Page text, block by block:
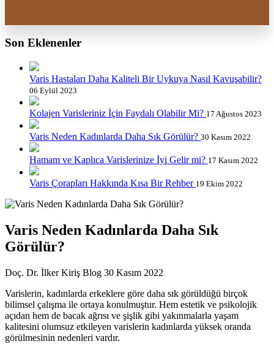
Son Eklenenler
Varis Hastaları Daha Kaliteli Bir Uykuya Nasıl Kavuşabilir?
06 Eylül 2023
Kolajen Varisleriniz İçin Faydalı Olabilir Mi? 17 Ağustos 2023
Varis Neden Kadınlarda Daha Sık Görülür? 30 Kasım 2022
Hamam ve Kaplıca Varislerinize İyi Gelir mi? 17 Kasım 2022
Varis Çorapları Hakkında Kısa Bir Rehber 19 Ekim 2022
Varis Neden Kadınlarda Daha Sık
Görülür?
Doç. Dr. İlker Kiriş Blog 30 Kasım 2022
Varislerin, kadınlarda erkeklere göre daha sık görüldüğü birçok
bilimsel çalışma ile ortaya konulmuştur. Hem estetik ve psikolojik
açıdan hem de bacak ağrısı ve şişlik gibi yakınmalarla yaşam
kalitesini olumsuz etkileyen varislerin kadınlarda yüksek oranda
görülmesinin nedenleri vardır.